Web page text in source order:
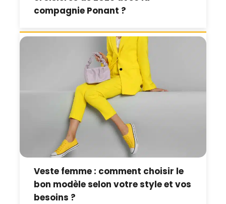
compagnie Ponant ?
Veste femme : comment choisir le
bon modèle selon votre style et vos
besoins ?